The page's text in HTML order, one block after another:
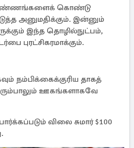
கொண்டு
அனுமதிக்கும். இன்னும்
இந்த தொழில்நுட்பம்,
புரட்சிகரமாக்கும்.
நம்பிக்கைக்குரிய தாகத்
ஊகங்களாகவே
விலை சுமார் $100